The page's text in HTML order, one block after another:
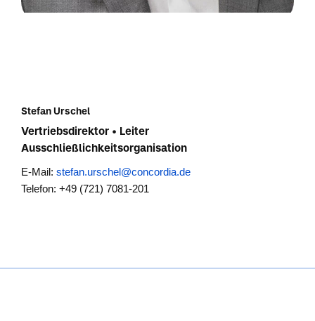
Stefan Urschel
Vertriebsdirektor • Leiter
Ausschließlichkeitsorganisation
E-Mail: stefan.urschel@concordia.de
Telefon: +49 (721) 7081-201